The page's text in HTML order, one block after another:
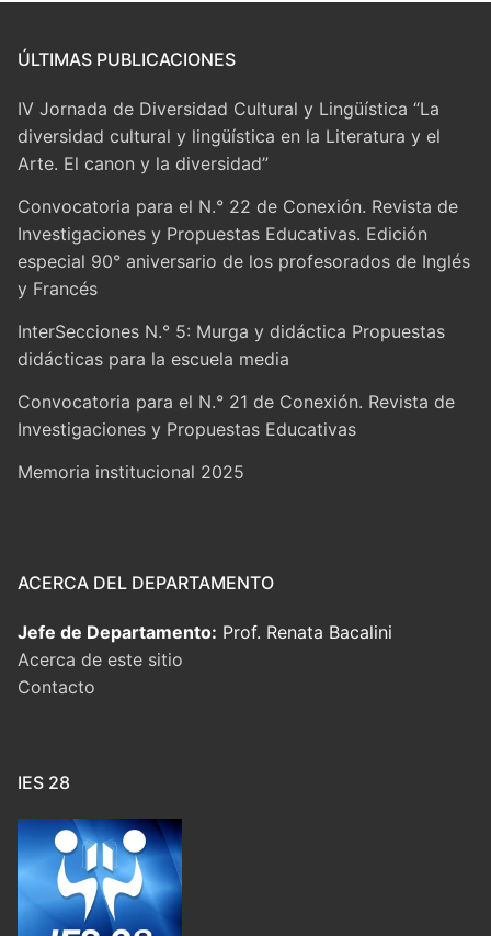
ÚLTIMAS PUBLICACIONES
IV Jornada de Diversidad Cultural y Lingüística “La
diversidad cultural y lingüística en la Literatura y el
Arte. El canon y la diversidad”
Convocatoria para el N.° 22 de Conexión. Revista de
Investigaciones y Propuestas Educativas. Edición
especial 90° aniversario de los profesorados de Inglés
y Francés
InterSecciones N.° 5: Murga y didáctica Propuestas
didácticas para la escuela media
Convocatoria para el N.° 21 de Conexión. Revista de
Investigaciones y Propuestas Educativas
Memoria institucional 2025
ACERCA DEL DEPARTAMENTO
Jefe de Departamento: Prof. Renata Bacalini
Acerca de este sitio
Contacto
IES 28